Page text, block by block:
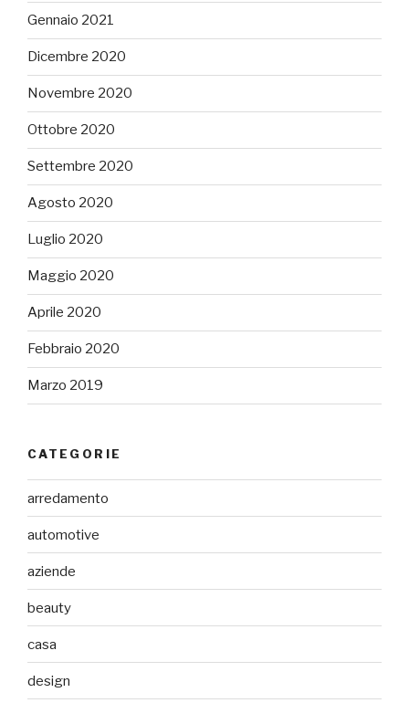
Gennaio 2021
Dicembre 2020
Novembre 2020
Ottobre 2020
Settembre 2020
Agosto 2020
Luglio 2020
Maggio 2020
Aprile 2020
Febbraio 2020
Marzo 2019
CATEGORIE
arredamento
automotive
aziende
beauty
casa
design